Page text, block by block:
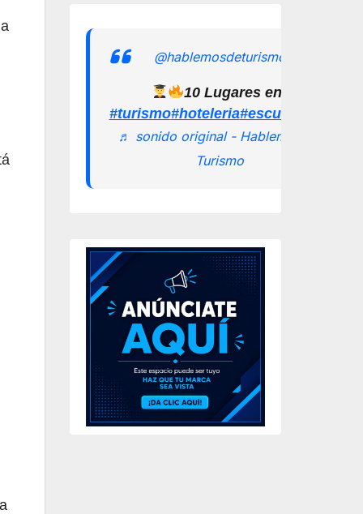
@hablemosdeturismomx
10 Lugares en los que
#turismo#hoteleria
♬ sonido original - Hablemos de
Turismo